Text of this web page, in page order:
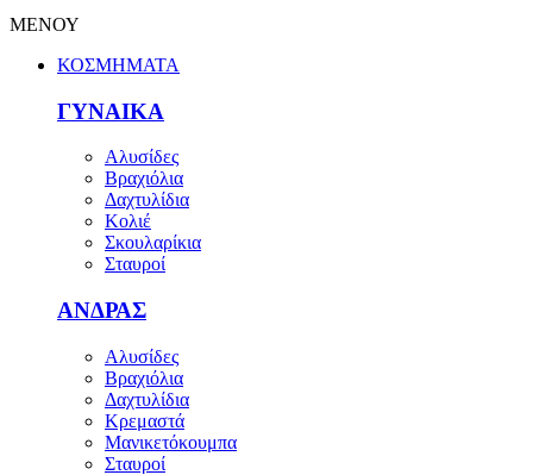
ΜΕΝΟΥ
ΚΟΣΜΗΜΑΤΑ
ΓΥΝΑΙΚΑ
Αλυσίδες
Βραχιόλια
Δαχτυλίδια
Κολιέ
Σκουλαρίκια
Σταυροί
ΑΝΔΡΑΣ
Αλυσίδες
Βραχιόλια
Δαχτυλίδια
Κρεμαστά
Μανικετόκουμπα
Σταυροί